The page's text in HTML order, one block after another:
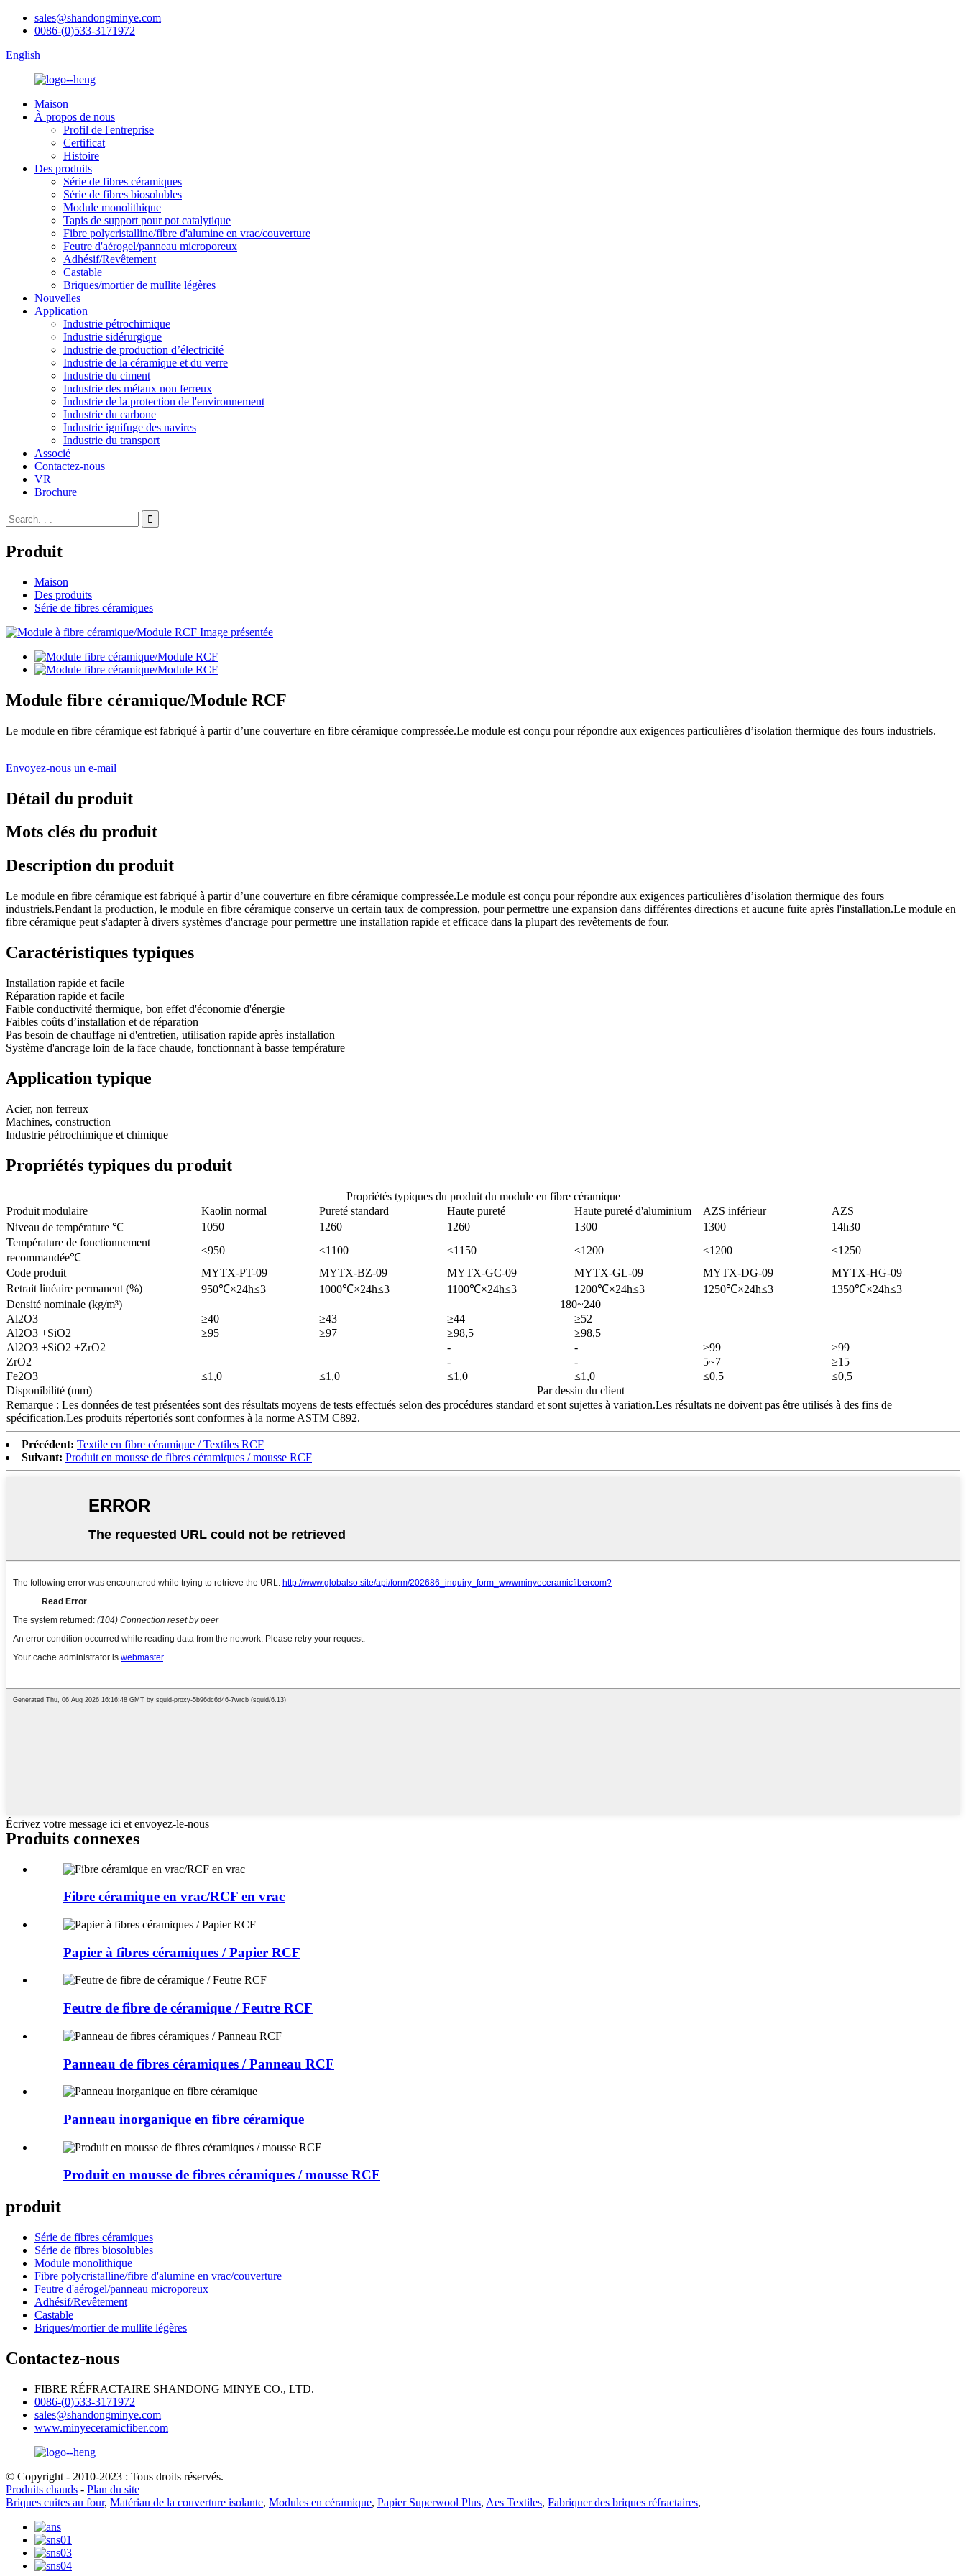
sales@shandongminye.com
0086-(0)533-3171972
English
Maison
À propos de nous
Profil de l'entreprise
Certificat
Histoire
Des produits
Série de fibres céramiques
Série de fibres biosolubles
Module monolithique
Tapis de support pour pot catalytique
Fibre polycristalline/fibre d'alumine en vrac/couverture
Feutre d'aérogel/panneau microporeux
Adhésif/Revêtement
Castable
Briques/mortier de mullite légères
Nouvelles
Application
Industrie pétrochimique
Industrie sidérurgique
Industrie de production d’électricité
Industrie de la céramique et du verre
Industrie du ciment
Industrie des métaux non ferreux
Industrie de la protection de l'environnement
Industrie du carbone
Industrie ignifuge des navires
Industrie du transport
Associé
Contactez-nous
VR
Brochure
Produit
Maison
Des produits
Série de fibres céramiques
Module fibre céramique/Module RCF
Le module en fibre céramique est fabriqué à partir d’une couverture en fibre céramique compressée.Le module est conçu pour répondre aux exigences particulières d’isolation thermique des fours industriels.
Envoyez-nous un e-mail
Détail du produit
Mots clés du produit
Description du produit
Le module en fibre céramique est fabriqué à partir d’une couverture en fibre céramique compressée.Le module est conçu pour répondre aux exigences particulières d’isolation thermique des fours
industriels.Pendant la production, le module en fibre céramique conserve un certain taux de compression, pour permettre une expansion dans différentes directions et aucune fuite après l'installation.Le module en
fibre céramique peut s'adapter à divers systèmes d'ancrage pour permettre une installation rapide et efficace dans la plupart des revêtements de four.
Caractéristiques typiques
Installation rapide et facile
Réparation rapide et facile
Faible conductivité thermique, bon effet d'économie d'énergie
Faibles coûts d’installation et de réparation
Pas besoin de chauffage ni d'entretien, utilisation rapide après installation
Système d'ancrage loin de la face chaude, fonctionnant à basse température
Application typique
Acier, non ferreux
Machines, construction
Industrie pétrochimique et chimique
Propriétés typiques du produit
Propriétés typiques du produit du module en fibre céramique
Produit modulaire
Kaolin normal Pureté standard Haute pureté Haute pureté d'aluminium AZS inférieur
AZS
Niveau de température ℃
1050 1260 1260 1300 1300
14h30
Température de fonctionnement
recommandée℃
≤950 ≤1100 ≤1150 ≤1200 ≤1200
≤1250
Code produit
MYTX-PT-09 MYTX-BZ-09 MYTX-GC-09 MYTX-GL-09 MYTX-DG-09
MYTX-HG-09
Retrait linéaire permanent (%)
950℃×24h≤3 1000℃×24h≤3 1100℃×24h≤3 1200℃×24h≤3 1250℃×24h≤3
1350℃×24h≤3
Densité nominale (kg/m³)
180~240
Al2O3
≥40 ≥43 ≥44
≥52
Al2O3 +SiO2
≥95 ≥97 ≥98,5
≥98,5
Al2O3 +SiO2 +ZrO2
- - ≥99
≥99
ZrO2
- - 5~7
≥15
Fe2O3
≤1,0 ≤1,0 ≤1,0 ≤1,0 ≤0,5
≤0,5
Disponibilité (mm)
Par dessin du client
Remarque : Les données de test présentées sont des résultats moyens de tests effectués selon des procédures standard et sont sujettes à variation.Les résultats ne doivent pas être utilisés à des fins de
spécification.Les produits répertoriés sont conformes à la norme ASTM C892.
Précédent: Textile en fibre céramique / Textiles RCF
Suivant: Produit en mousse de fibres céramiques / mousse RCF
Écrivez votre message ici et envoyez-le-nous
Produits connexes
Fibre céramique en vrac/RCF en vrac
Papier à fibres céramiques / Papier RCF
Feutre de fibre de céramique / Feutre RCF
Panneau de fibres céramiques / Panneau RCF
Panneau inorganique en fibre céramique
Produit en mousse de fibres céramiques / mousse RCF
produit
Série de fibres céramiques
Série de fibres biosolubles
Module monolithique
Fibre polycristalline/fibre d'alumine en vrac/couverture
Feutre d'aérogel/panneau microporeux
Adhésif/Revêtement
Castable
Briques/mortier de mullite légères
Contactez-nous
FIBRE RÉFRACTAIRE SHANDONG MINYE CO., LTD.
0086-(0)533-3171972
sales@shandongminye.com
www.minyeceramicfiber.com
© Copyright - 2010-2023 : Tous droits réservés.
Produits chauds - Plan du site
Briques cuites au four, Matériau de la couverture isolante, Modules en céramique, Papier Superwool Plus, Aes Textiles, Fabriquer des briques réfractaires,